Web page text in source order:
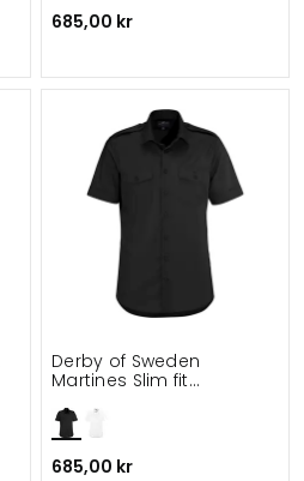
685,00 kr
Derby of Sweden
Martines Slim fit
685,00 kr